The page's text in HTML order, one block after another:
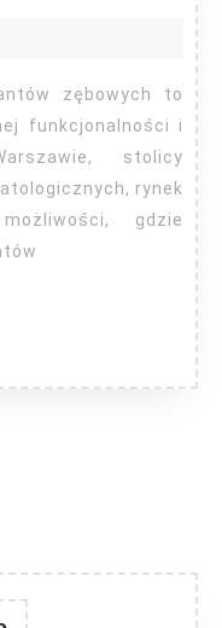
funkcjonalności i
stolicy
rynek
gdzie